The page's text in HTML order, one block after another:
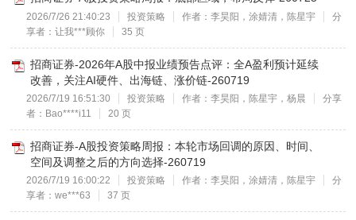
2026/7/26 21:40:23 投资策略 作者：李昊阳，涂婧清，陈星宇
分
享者：让我***顾你
35 页
招商证券-2026年A股中报业绩预告点评：全A盈利预计延续
改善，关注AI硬件、出海链、涨价链-260719
2026/7/19 16:51:30 投资策略 作者：李昊阳，陈星宇，杨晨
分享
者：Bao****i11
20 页
招商证券-A股投资策略周报：本轮市场回调的原因、时间、
空间及调整之后的方向选择-260719
2026/7/19 16:00:22 投资策略 作者：李昊阳，涂婧清，陈星宇
分
享者：we***63
37 页